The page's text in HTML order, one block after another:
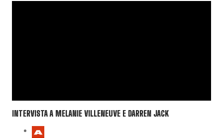
INTERVISTA A MELANIE VILLENEUVE E DARREN JACK